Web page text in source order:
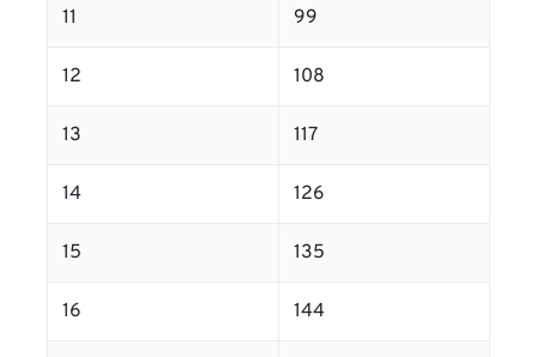
11 99
12 108
13 117
14 126
15 135
16 144